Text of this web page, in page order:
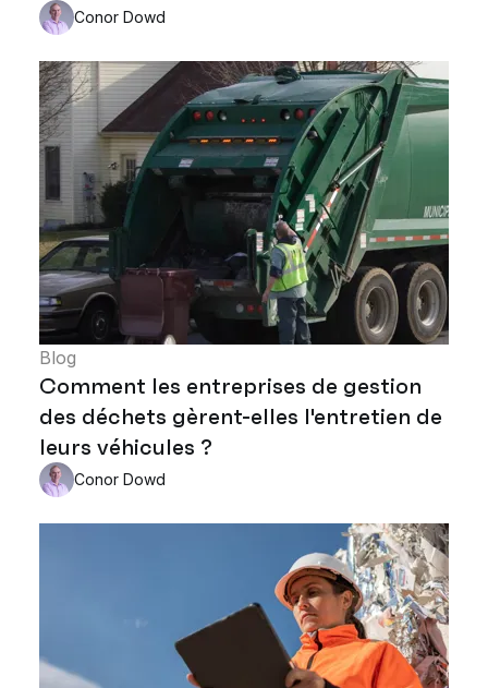
Conor Dowd
Blog
Comment les entreprises de gestion
des déchets gèrent-elles l'entretien de
leurs véhicules ?
Conor Dowd